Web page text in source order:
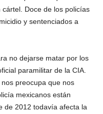
Doce de los policías
y sentenciados a
no dejarse matar por los
paramilitar de la CIA.
preocupa que nos
mexicanos están
de 2012 todavía afecta la